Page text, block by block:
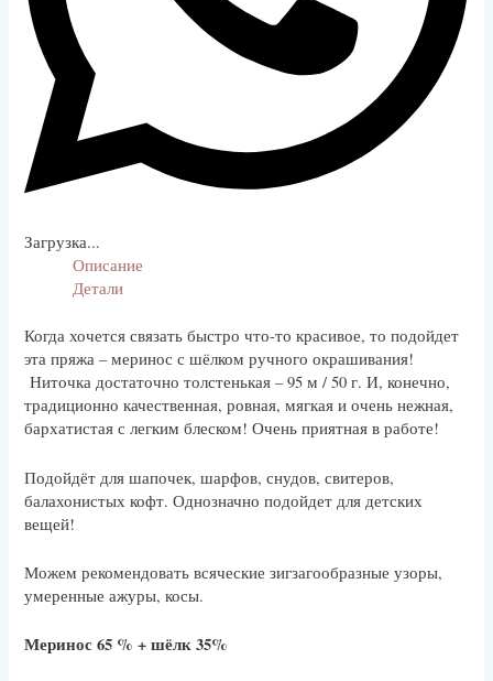
Загрузка...
Описание
Детали
Когда хочется связать быстро что-то красивое, то подойдет
эта пряжа – меринос с шёлком ручного окрашивания!
Ниточка достаточно толстенькая – 95 м / 50 г. И, конечно,
традиционно качественная, ровная, мягкая и очень нежная,
бархатистая с легким блеском! Очень приятная в работе!
Подойдёт для шапочек, шарфов, снудов, свитеров,
балахонистых кофт. Однозначно подойдет для детских
вещей!
Можем рекомендовать всяческие зигзагообразные узоры,
умеренные ажуры, косы.
Меринос 65 % + шёлк 35%